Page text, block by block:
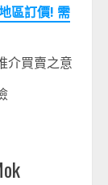
區訂價! 需
介買賣之意